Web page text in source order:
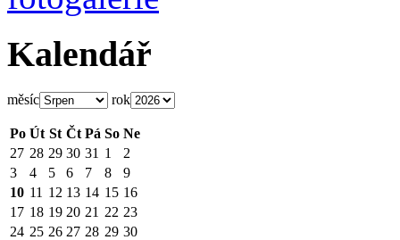
Kalendář
měsíc rok
Po Út St Čt Pá So Ne
27 28 29 30 31 1
2
3
4 5 6 7 8
9
10 11 12 13 14 15 16
17 18 19 20 21 22 23
24 25 26 27 28 29 30